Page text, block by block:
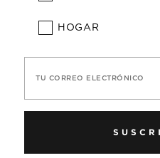
HOGAR
TU CORREO ELECTRÓNICO